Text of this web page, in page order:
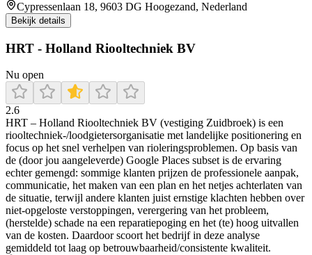
Cypressenlaan 18, 9603 DG Hoogezand, Nederland
Bekijk details
HRT - Holland Riooltechniek BV
Nu open
2.6
HRT – Holland Riooltechniek BV (vestiging Zuidbroek) is een
riooltechniek-/loodgietersorganisatie met landelijke positionering en
focus op het snel verhelpen van rioleringsproblemen. Op basis van
de (door jou aangeleverde) Google Places subset is de ervaring
echter gemengd: sommige klanten prijzen de professionele aanpak,
communicatie, het maken van een plan en het netjes achterlaten van
de situatie, terwijl andere klanten juist ernstige klachten hebben over
niet-opgeloste verstoppingen, verergering van het probleem,
(herstelde) schade na een reparatiepoging en het (te) hoog uitvallen
van de kosten. Daardoor scoort het bedrijf in deze analyse
gemiddeld tot laag op betrouwbaarheid/consistente kwaliteit.